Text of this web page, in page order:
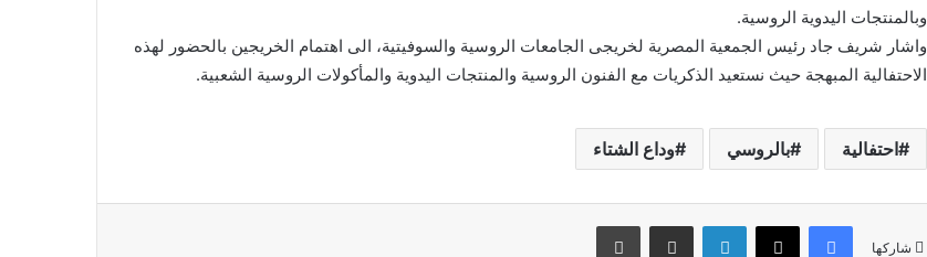
وبالمنتجات اليدوية الروسية.
واشار شريف جاد رئيس الجمعية المصرية لخريجى الجامعات الروسية والسوفيتية، الى اهتمام الخريجين بالحضور لهذه
الاحتفالية المبهجة حيث نستعيد الذكريات مع الفنون الروسية والمنتجات اليدوية والمأكولات الروسية الشعبية.
احتفالية بالروسي وداع الشتاء
شاركها
فيسبوك لينكدإن